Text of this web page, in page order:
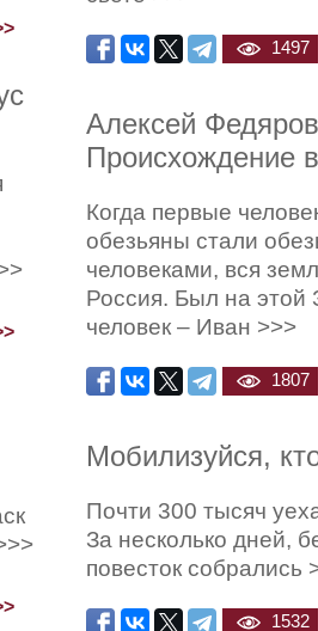
1497
Алексей
Происхождение
Когда первые
обезьяны стали
человеками, вся
Россия. Был на этой
человек – Иван >>>
1807
Мобилизуйся,
Почти 300 тысяч
За несколько дней,
повесток собрались
1532